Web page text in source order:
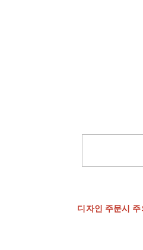
디자인 주문시